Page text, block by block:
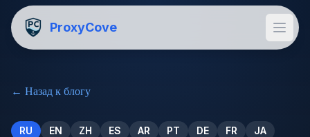
ProxyCove
← Назад к блогу
RU EN ZH ES AR PT DE FR
JA